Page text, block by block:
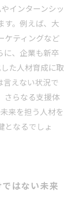
インターンシッ
す。例えば、大
ケティングなど
に、企業も新卒
た人材育成に取
言えない状況で
さらなる支援体
来を担う人材を
となるでしょ
はない未来